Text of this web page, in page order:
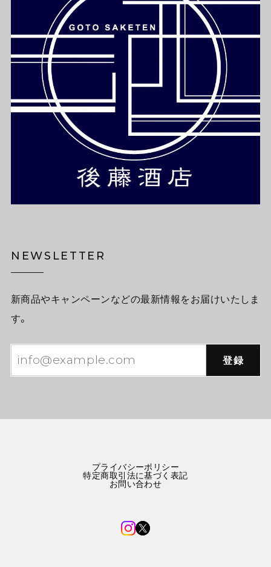
NEWSLETTER
新商品やキャンペーンなどの最新情報をお届けいたしま
す。
登録
プライバシーポリシー
特定商取引法に基づく表記
お問い合わせ